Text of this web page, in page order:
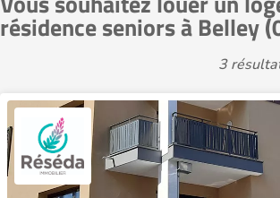
résidence seniors à Belley
3